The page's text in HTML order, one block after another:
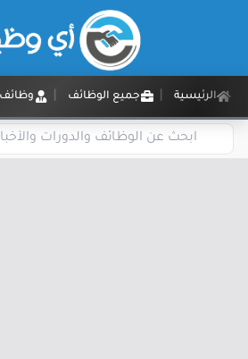
الرئيسية جميع الوظائف وظائف